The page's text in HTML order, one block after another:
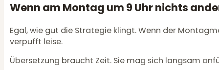
Wenn am Montag um 9 Uhr nichts
Egal, wie gut die Strategie klingt. Wenn der
verpufft leise.
Übersetzung braucht Zeit. Sie mag sich langsam